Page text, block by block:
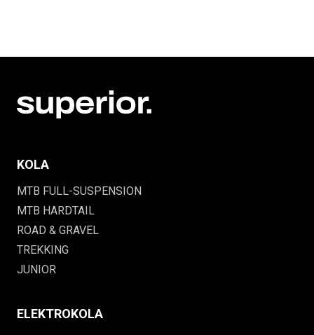
KOLA
MTB FULL-SUSPENSION
MTB HARDTAIL
ROAD & GRAVEL
TREKKING
JUNIOR
ELEKTROKOLA